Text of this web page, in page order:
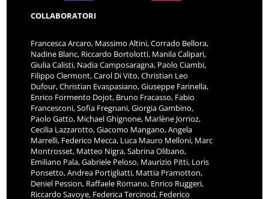
COLLABORATORI
Francesca Arcaro, Massimo Altini, Corrado Bellora,
Nadine Blanc, Riccardo Bortolotti, Manila Calipari,
Giulia Calisti, Nadia Camposaragna, Paolo Ciambi,
Filippo Clermont, Carol Di Vito, Christian Leo
Dufour, Christian Evaspasiano, Giuseppe Farinella,
Enrico Formento Dojot, Bruno Fracasso, Fabio
Francesconi, Sofia Fregnani, Giorgia Gambino,
Paolo Gatto, Michael Ghignone, Marlène Jorrioz,
Cecilia Lazzarotto, Giacomo Mangano, Angela
Marrelli, Federico Mecca, Luca Mauro Melloni, Marc
Montrosset, Matteo Nigra, Sabrina Olibano,
Emiliano Pala, Gabriele Peloso, Maurizio Pitti, Loris
Ponsetto, Andrea Portigliatti, Mattia Pramotton,
Deniel Pession, Raffaele Romano, Enrico Ruggeri,
Riccardo Savoye, Federica Tercinod, Federico